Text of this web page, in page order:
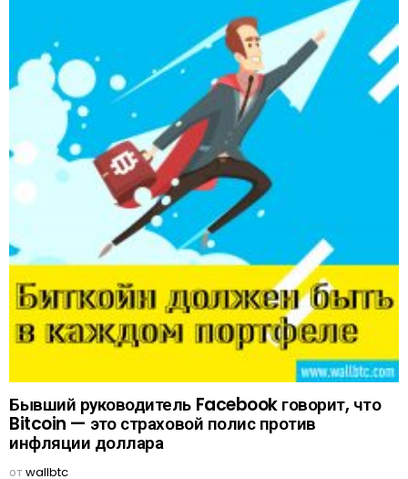
Бывший руководитель Facebook говорит, что
Bitcoin — это страховой полис против
инфляции доллара
отwallbtc